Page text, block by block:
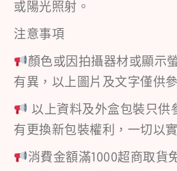
或陽光照射。
注意事項
顏色或因拍攝器材或顯示
有異，以上圖片及文字僅供
以上資料及外盒包裝只供
有更換新包裝權利，一切以
消費金額滿1000超商取貨